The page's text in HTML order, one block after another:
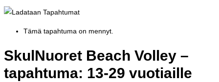
Tämä tapahtuma on mennyt.
SkulNuoret Beach Volley –
tapahtuma: 13-29 vuotiaille